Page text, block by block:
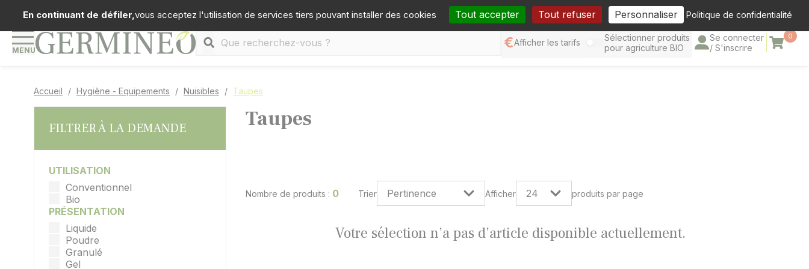
Téléphone : 05 65 77 99 70 Mail : contact@germineo.com Facebook
MENU
Afficher les tarifs
Sélectionner produits
pour agriculture BIO
Se connecter
/ S'inscrire
0
Panier
Accueil Hygiène - Equipements Nuisibles Taupes
FILTRER À LA DEMANDE
UTILISATION
Conventionnel
Bio
PRÉSENTATION
Liquide
Poudre
Granulé
Gel
Taupes
Nombre de produits : 0 Trier Afficher produits par page
Votre sélection n’a pas d’article disponible actuellement.
En continuant de défiler,vous acceptez l'utilisation de services tiers pouvant installer des cookies Tout accepter Tout refuser Personnaliser Politique de confidentialité